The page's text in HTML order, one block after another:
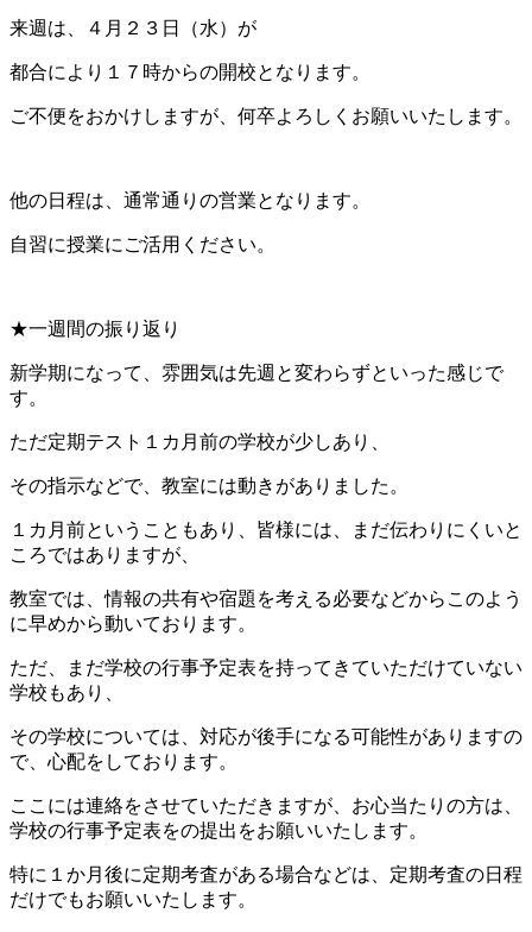
来週は、４月２３日（水）が
都合により１７時からの開校となります。
ご不便をおかけしますが、何卒よろしくお願いいたします。
他の日程は、通常通りの営業となります。
自習に授業にご活用ください。
★一週間の振り返り
新学期になって、雰囲気は先週と変わらずといった感じで
す。
ただ定期テスト１カ月前の学校が少しあり、
その指示などで、教室には動きがありました。
１カ月前ということもあり、皆様には、まだ伝わりにくいと
ころではありますが、
教室では、情報の共有や宿題を考える必要などからこのよう
に早めから動いております。
ただ、まだ学校の行事予定表を持ってきていただけていない
学校もあり、
その学校については、対応が後手になる可能性がありますの
で、心配をしております。
ここには連絡をさせていただきますが、お心当たりの方は、
学校の行事予定表をの提出をお願いいたします。
特に１か月後に定期考査がある場合などは、定期考査の日程
だけでもお願いいたします。